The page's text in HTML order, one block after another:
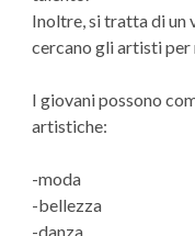
Inoltre, si tratta di un
cercano gli artisti
I giovani possono
artistiche:
-moda
-bellezza
-danza